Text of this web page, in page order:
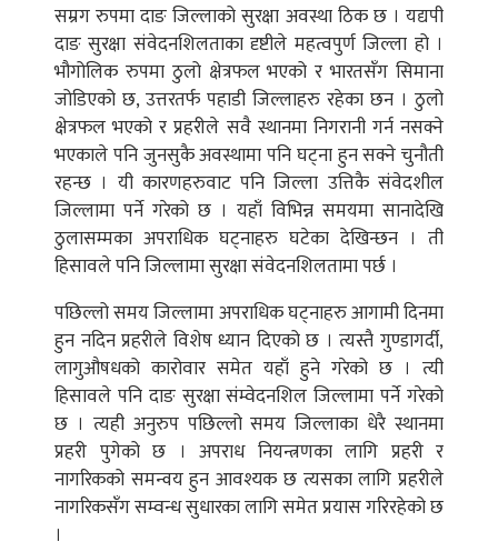
सम्रग रुपमा दाङ जिल्लाको सुरक्षा अवस्था ठिक छ । यद्यपी
दाङ सुरक्षा संवेदनशिलताका दृष्टीले महत्वपुर्ण जिल्ला हो ।
भौगोलिक रुपमा ठुलो क्षेत्रफल भएको र भारतसँग सिमाना
जोडिएको छ, उत्तरतर्फ पहाडी जिल्लाहरु रहेका छन । ठुलो
क्षेत्रफल भएको र प्रहरीले सवै स्थानमा निगरानी गर्न नसक्ने
भएकाले पनि जुनसुकै अवस्थामा पनि घट्ना हुन सक्ने चुनौती
रहन्छ । यी कारणहरुवाट पनि जिल्ला उत्तिकै संवेदशील
जिल्लामा पर्ने गरेको छ । यहाँ विभिन्न समयमा सानादेखि
ठुलासम्मका अपराधिक घट्नाहरु घटेका देखिन्छन । ती
हिसावले पनि जिल्लामा सुरक्षा संवेदनशिलतामा पर्छ ।
पछिल्लो समय जिल्लामा अपराधिक घट्नाहरु आगामी दिनमा
हुन नदिन प्रहरीले विशेष ध्यान दिएको छ । त्यस्तै गुण्डागर्दी,
लागुऔषधको कारोवार समेत यहाँ हुने गरेको छ । त्यी
हिसावले पनि दाङ सुरक्षा संम्वेदनशिल जिल्लामा पर्ने गरेको
छ । त्यही अनुरुप पछिल्लो समय जिल्लाका धेरै स्थानमा
प्रहरी पुगेको छ । अपराध नियन्त्रणका लागि प्रहरी र
नागरिकको समन्वय हुन आवश्यक छ त्यसका लागि प्रहरीले
नागरिकसँग सम्वन्ध सुधारका लागि समेत प्रयास गरिरहेको छ
।